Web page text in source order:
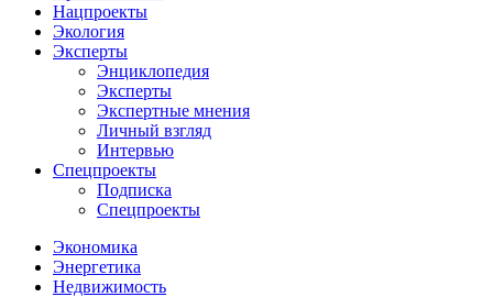
Нацпроекты
Экология
Эксперты
Энциклопедия
Эксперты
Экспертные мнения
Личный взгляд
Интервью
Спецпроекты
Подписка
Спецпроекты
Экономика
Энергетика
Недвижимость